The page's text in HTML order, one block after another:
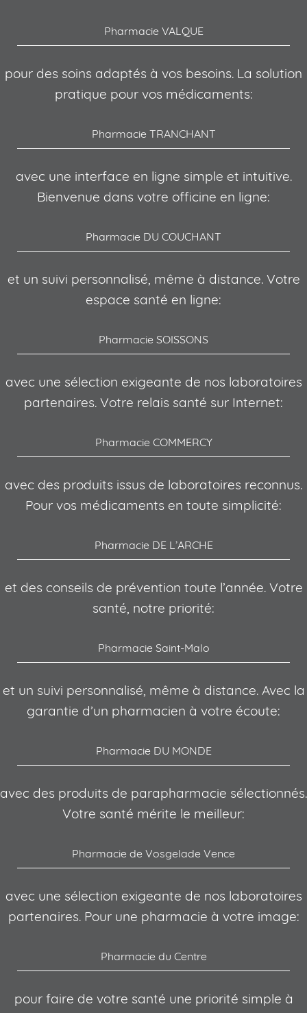
Pharmacie VALQUE
pour des soins adaptés à vos besoins. La solution
pratique pour vos médicaments:
Pharmacie TRANCHANT
avec une interface en ligne simple et intuitive.
Bienvenue dans votre officine en ligne:
Pharmacie DU COUCHANT
et un suivi personnalisé, même à distance. Votre
espace santé en ligne:
Pharmacie SOISSONS
avec une sélection exigeante de nos laboratoires
partenaires. Votre relais santé sur Internet:
Pharmacie COMMERCY
avec des produits issus de laboratoires reconnus.
Pour vos médicaments en toute simplicité:
Pharmacie DE L’ARCHE
et des conseils de prévention toute l’année. Votre
santé, notre priorité:
Pharmacie Saint-Malo
et un suivi personnalisé, même à distance. Avec la
garantie d’un pharmacien à votre écoute:
Pharmacie DU MONDE
avec des produits de parapharmacie sélectionnés.
Votre santé mérite le meilleur:
Pharmacie de Vosgelade Vence
avec une sélection exigeante de nos laboratoires
partenaires. Pour une pharmacie à votre image:
Pharmacie du Centre
pour faire de votre santé une priorité simple à